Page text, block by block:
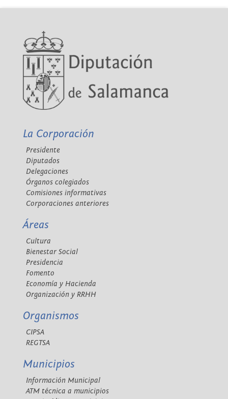
La Corporación
Presidente
Diputados
Delegaciones
Órganos colegiados
Comisiones informativas
Corporaciones anteriores
Áreas
Cultura
Bienestar Social
Presidencia
Fomento
Economía y Hacienda
Organización y RRHH
Organismos
CIPSA
REGTSA
Municipios
Información Municipal
ATM técnica a municipios